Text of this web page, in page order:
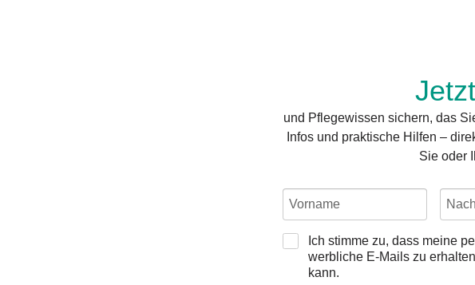
und Pflegewissen sichern, das
Infos und praktische Hilfen –
Sie oder
Ich stimme zu, dass meine
werbliche E-Mails zu
kann.